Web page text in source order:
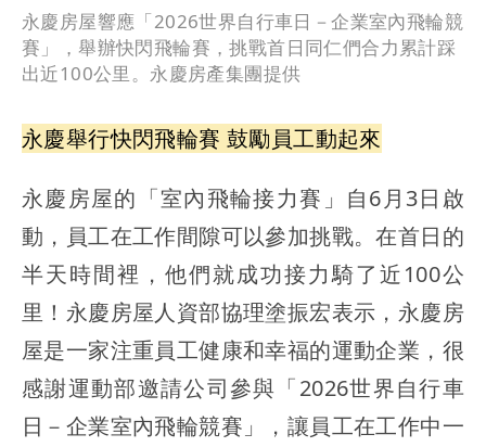
永慶房屋響應「2026世界自行車日－企業室內飛輪競
賽」，舉辦快閃飛輪賽，挑戰首日同仁們合力累計踩
出近100公里。永慶房產集團提供
永慶舉行快閃飛輪賽 鼓勵員工動起來
永慶房屋的「室內飛輪接力賽」自6月3日啟
動，員工在工作間隙可以參加挑戰。在首日的
半天時間裡，他們就成功接力騎了近100公
里！永慶房屋人資部協理塗振宏表示，永慶房
屋是一家注重員工健康和幸福的運動企業，很
感謝運動部邀請公司參與「2026世界自行車
日－企業室內飛輪競賽」，讓員工在工作中一